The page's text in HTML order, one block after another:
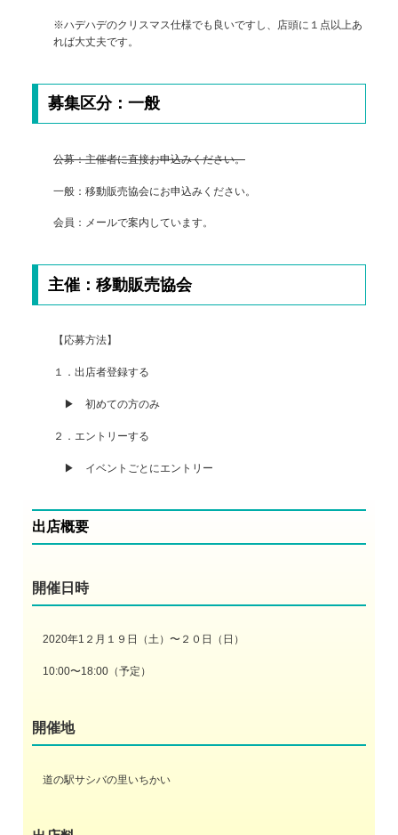
※ハデハデのクリスマス仕様でも良いですし、店頭に１点以上あ
れば大丈夫です。
募集区分：一般
公募：主催者に直接お申込みください。
一般：移動販売協会にお申込みください。
会員：メールで案内しています。
主催：移動販売協会
【応募方法】
１．出店者登録する
▶ 初めての方のみ
２．エントリーする
▶ イベントごとにエントリー
出店概要
開催日時
2020年1２月１９日（土）〜２０日（日）
10:00〜18:00（予定）
開催地
道の駅サシバの里いちかい